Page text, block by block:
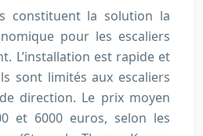
constituent la solution la
pour les escaliers
L’installation est rapide et
sont limités aux escaliers
direction. Le prix moyen
et 6000 euros, selon les